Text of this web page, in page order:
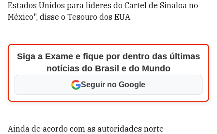
Estados Unidos para líderes do Cartel de Sinaloa no
México", disse o Tesouro dos EUA.
Siga a Exame e fique por dentro das últimas
notícias do Brasil e do Mundo
Seguir no Google
Ainda de acordo com as autoridades norte-